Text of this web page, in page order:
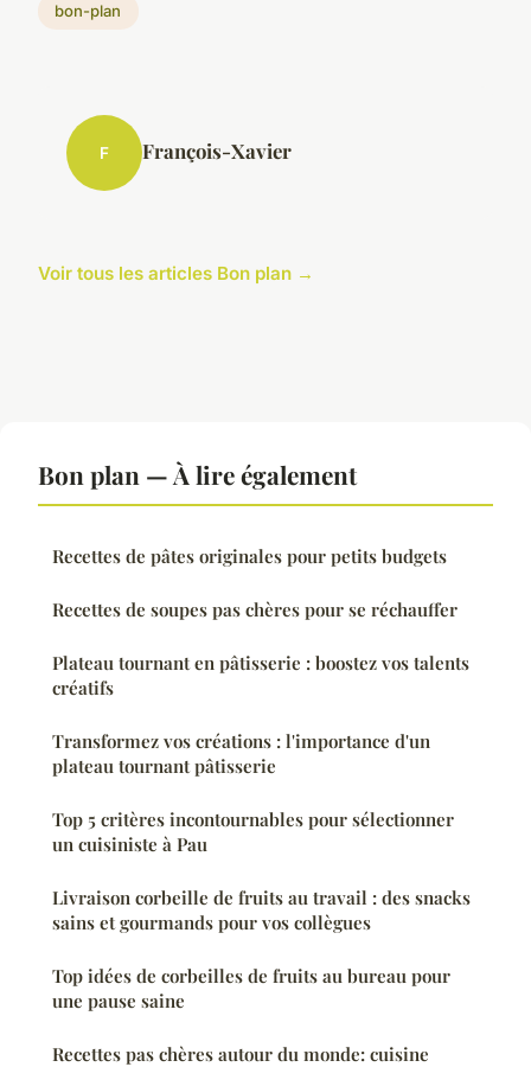
bon-plan
F François-Xavier
Voir tous les articles Bon plan →
Bon plan — À lire également
Recettes de pâtes originales pour petits budgets
Recettes de soupes pas chères pour se réchauffer
Plateau tournant en pâtisserie : boostez vos talents
créatifs
Transformez vos créations : l'importance d'un
plateau tournant pâtisserie
Top 5 critères incontournables pour sélectionner
un cuisiniste à Pau
Livraison corbeille de fruits au travail : des snacks
sains et gourmands pour vos collègues
Top idées de corbeilles de fruits au bureau pour
une pause saine
Recettes pas chères autour du monde: cuisine